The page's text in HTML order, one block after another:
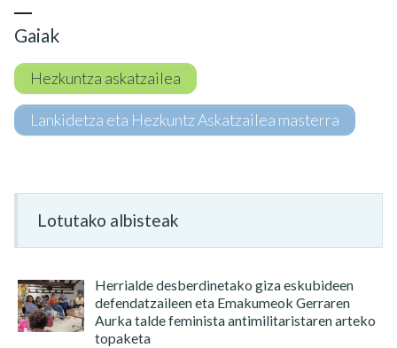
Gaiak
Hezkuntza askatzailea
Lankidetza eta Hezkuntz Askatzailea masterra
Lotutako albisteak
Herrialde desberdinetako giza eskubideen
defendatzaileen eta Emakumeok Gerraren
Aurka talde feminista antimilitaristaren arteko
topaketa